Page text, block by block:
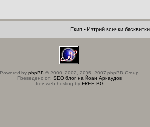
Екип • Изтрий всички бисквитки
Powered by phpBB © 2000, 2002, 2005, 2007 phpBB Group
Преведено от: SEO блог на Йоан Арнаудов
free web hosting by FREE.BG